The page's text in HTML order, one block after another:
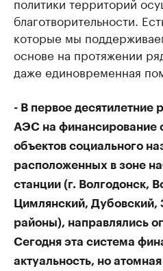
благотворительности.
которые мы
основе на протяжении
даже единовременная
- В первое десятилетние
АЭС на финансирование
объектов социального
расположенных в зоне
станции (г. Волгодонск,
Цимлянский, Дубовский,
районы), направлялись
Сегодня эта система
актуальность, но